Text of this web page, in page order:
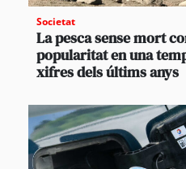
Societat
La pesca sense mort
popularitat en una
xifres dels últims anys